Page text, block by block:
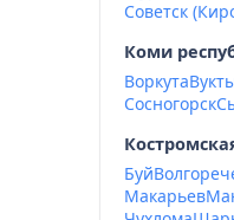
Советск
Коми
Воркута
Сосногорск
Буй
Макарьев